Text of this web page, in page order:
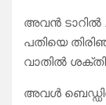
അവൻ ടാറിൽ
പതിയെ
വാതിൽ
അവൾ